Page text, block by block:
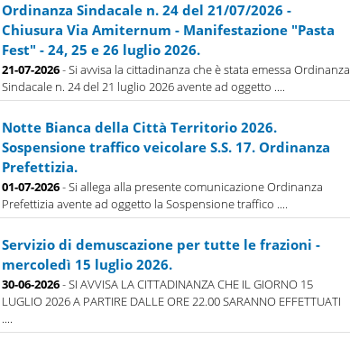
Ordinanza Sindacale n. 24 del 21/07/2026 -
Chiusura Via Amiternum - Manifestazione "Pasta
Fest" - 24, 25 e 26 luglio 2026.
21-07-2026- Si avvisa la cittadinanza che è stata emessa Ordinanza
Sindacale n. 24 del 21 luglio 2026 avente ad oggetto ....
Notte Bianca della Città Territorio 2026.
Sospensione traffico veicolare S.S. 17. Ordinanza
Prefettizia.
01-07-2026- Si allega alla presente comunicazione Ordinanza
Prefettizia avente ad oggetto la Sospensione traffico ....
Servizio di demuscazione per tutte le frazioni -
mercoledì 15 luglio 2026.
30-06-2026- SI AVVISA LA CITTADINANZA CHE IL GIORNO 15
LUGLIO 2026 A PARTIRE DALLE ORE 22.00 SARANNO EFFETTUATI
....